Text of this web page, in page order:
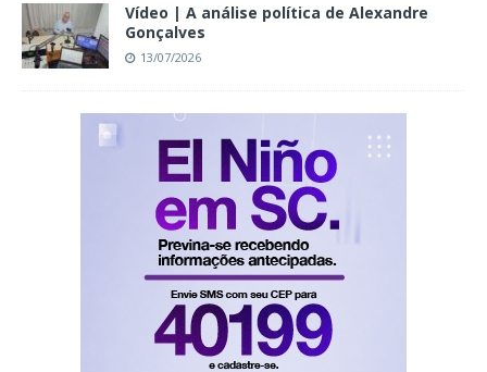
Vídeo | A análise política de Alexandre
Gonçalves
13/07/2026